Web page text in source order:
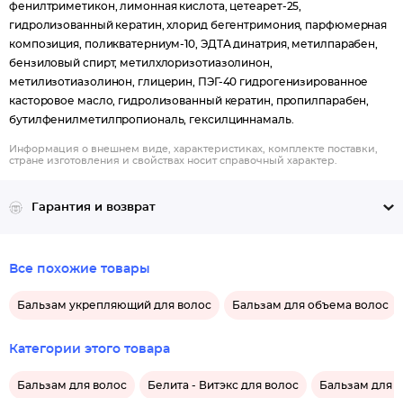
фенилтриметикон, лимонная кислота, цетеарет-25,
гидролизованный кератин, хлорид бегентримония, парфюмерная
композиция, поликватерниум-10, ЭДТА динатрия, метилпарабен,
бензиловый спирт, метилхлоризотиазолинон,
метилизотиазолинон, глицерин, ПЭГ-40 гидрогенизированное
касторовое масло, гидролизованный кератин, пропилпарабен,
бутилфенилметилпропиональ, гексилциннамаль.
Информация о внешнем виде, характеристиках, комплекте поставки,
стране изготовления и свойствах носит справочный характер.
Гарантия и возврат
Все похожие товары
Бальзам укрепляющий для волос Бальзам для объема волос
Категории этого товара
Бальзам для волос Белита - Витэкс для волос Бальзам для